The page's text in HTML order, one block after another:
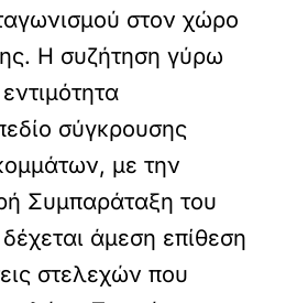
στον χώρο
Η συζήτηση γύρω
σύγκρουσης
με την
Συμπαράταξη του
άμεση επίθεση
στελεχών που